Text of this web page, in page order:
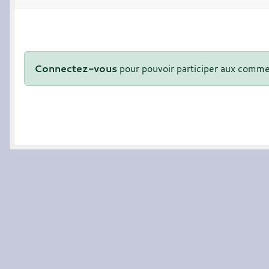
Connectez-vous pour pouvoir participer aux